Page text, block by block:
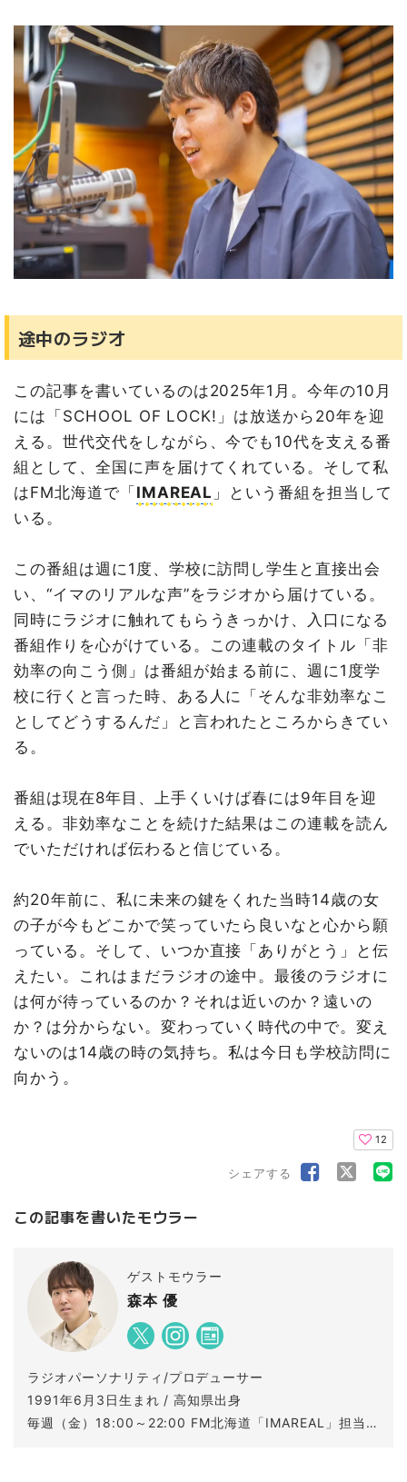
途中のラジオ
この記事を書いているのは2025年1月。今年の10月
には「SCHOOL OF LOCK!」は放送から20年を迎
える。世代交代をしながら、今でも10代を支える番
組として、全国に声を届けてくれている。そして私
はFM北海道で「 IMAREAL 」という番組を担当して
いる。
この番組は週に1度、学校に訪問し学生と直接出会
い、“イマのリアルな声”をラジオから届けている。
同時にラジオに触れてもらうきっかけ、入口になる
番組作りを心がけている。この連載のタイトル「非
効率の向こう側」は番組が始まる前に、週に1度学
校に行くと言った時、ある人に「そんな非効率なこ
としてどうするんだ」と言われたところからきてい
る。
番組は現在8年目、上手くいけば春には9年目を迎
える。非効率なことを続けた結果はこの連載を読ん
でいただければ伝わると信じている。
約20年前に、私に未来の鍵をくれた当時14歳の女
の子が今もどこかで笑っていたら良いなと心から願
っている。そして、いつか直接「ありがとう」と伝
えたい。これはまだラジオの途中。最後のラジオに
は何が待っているのか？それは近いのか？遠いの
か？は分からない。変わっていく時代の中で。変え
ないのは14歳の時の気持ち。私は今日も学校訪問に
向かう。
12
シェアする
この記事を書いたモウラー
ゲストモウラー
森本 優
ラジオパーソナリティ/プロデューサー
1991年6月3日生まれ / 高知県出身
毎週（金）18:00～22:00 FM北海道「IMAREAL」担当。